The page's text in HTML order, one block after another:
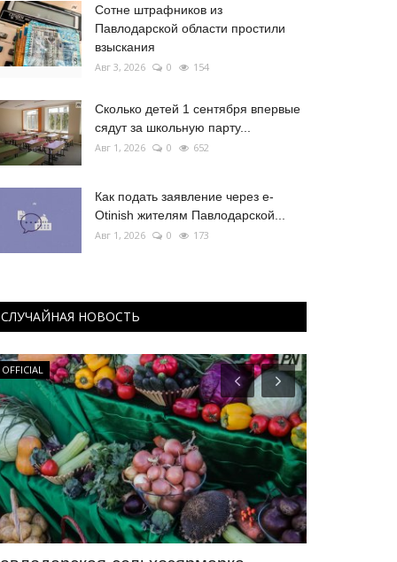
Сотне штрафников из
Павлодарской области простили
взыскания
Авг 3, 2026 0 154
Сколько детей 1 сентября впервые
сядут за школьную парту...
Авг 1, 2026 0 652
Как подать заявление через e-
Otinish жителям Павлодарской...
Авг 1, 2026 0 173
СЛУЧАЙНАЯ НОВОСТЬ
OFFICIAL